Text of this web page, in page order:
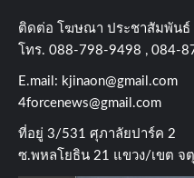
ติดต่อ​ โฆษณา​ ประชาสัมพันธ์
โทร​. 088-798-9498 , 084-
E.mail: kjinaon@gmail.com
4forcenews@gmail.com
ที่อยู่​ 3/531​ ศุภาลัยปาร์ค​ 2
ซ.พหลโยธิน​ 21​ แขวง/เขต​ จ